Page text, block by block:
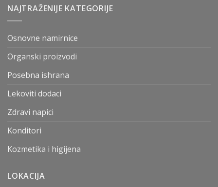
NAJTRAŽENIJE KATEGORIJE
Osnovne namirnice
Organski proizvodi
Posebna ishrana
Lekoviti dodaci
Zdravi napici
Konditori
Kozmetika i higijena
LOKACIJA